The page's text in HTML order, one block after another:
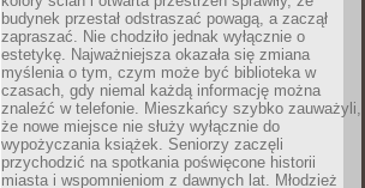
budynek przestał odstraszać powagą, a zaczął
zapraszać. Nie chodziło jednak wyłącznie o
estetykę. Najważniejsza okazała się zmiana
myślenia o tym, czym może być biblioteka w
czasach, gdy niemal każdą informację można
znaleźć w telefonie. Mieszkańcy szybko zauważyli,
że nowe miejsce nie służy wyłącznie do
wypożyczania książek. Seniorzy zaczęli
przychodzić na spotkania poświęcone historii
miasta i wspomnieniom z dawnych lat. Młodzież